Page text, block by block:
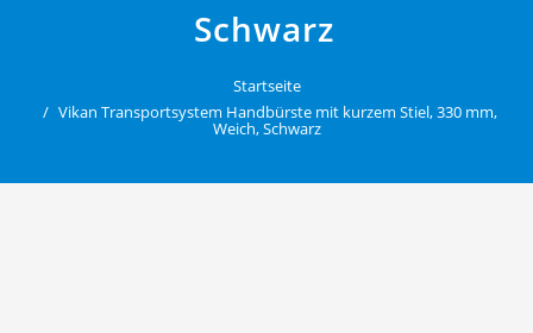
Schwarz
Startseite
Vikan Transportsystem Handbürste mit kurzem Stiel, 330 mm,
Weich, Schwarz